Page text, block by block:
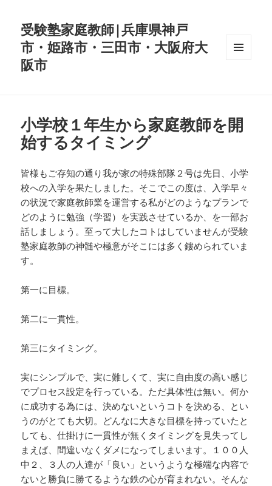
受験塾家庭教師|兵庫県神戸
市・姫路市・三田市・大阪府大
阪市
小学校１年生から家庭教師を開
始するタイミング
皆様もご存知の通り我が家の特殊部隊２号は先日、小学
校への入学を果たしました。そこでこの度は、入学早々
の状況で家庭教師業を運営する私がどのようなプランで
どのように勉強（学習）を実践させているか、を一部お
話しましょう。至って大したコトはしていませんが受験
塾家庭教師の神髄や極意がそこには多く鏤められていま
す。
第一に目標。
第二に一貫性。
第三にタイミング。
実にシンプルで、実に難しくて、実に自由度の高い感じ
でプロセス設定を行っている。ただ具体性は無い。何か
に成功する為には、決めないというコトを決める、とい
うのがとても大切。どんなに大きな目標を持っていたと
しても、仕掛けに一貫性が無くタイミングを見失ってし
まえば、間違いなくダメになってしまいます。１００人
中２、３人の人達が「良い」というような極端な内容で
ないと勝負に勝てるような鉄の心が育まれない。そんな